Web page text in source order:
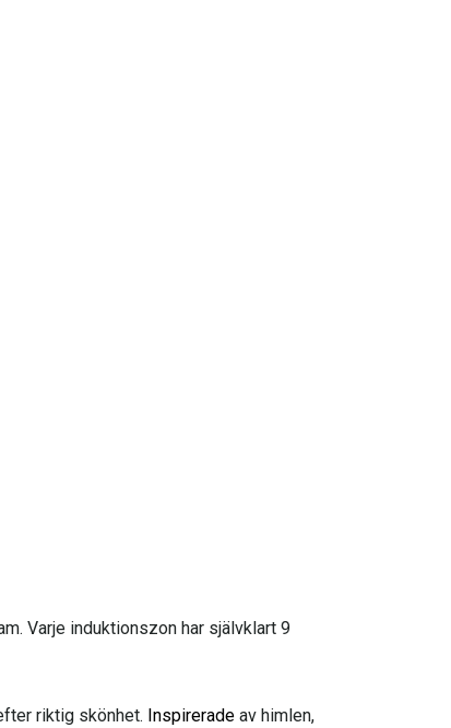
Varje induktionszon har självklart 9
riktig skönhet. Inspirerade av himlen,